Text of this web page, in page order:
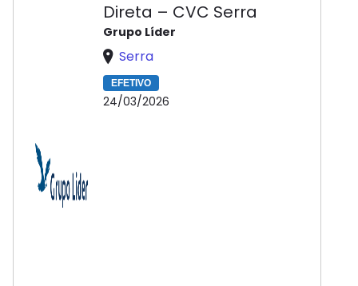
Direta – CVC Serra
Grupo Líder
Serra
EFETIVO
24/03/2026